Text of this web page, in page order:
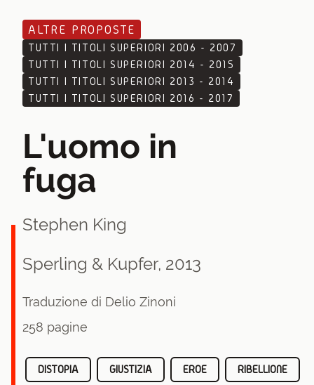
ALTRE PROPOSTE
TUTTI I TITOLI SUPERIORI 2006 - 2007
TUTTI I TITOLI SUPERIORI 2014 - 2015
TUTTI I TITOLI SUPERIORI 2013 - 2014
TUTTI I TITOLI SUPERIORI 2016 - 2017
L'uomo in
fuga
Stephen King
Sperling & Kupfer, 2013
Traduzione di Delio Zinoni
258 pagine
DISTOPIA GIUSTIZIA EROE RIBELLIONE